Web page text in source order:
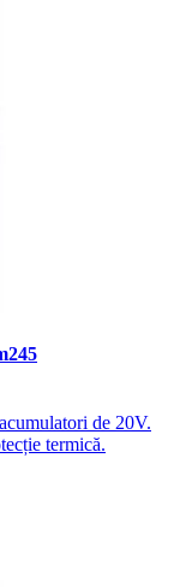
de 20V.
termică.